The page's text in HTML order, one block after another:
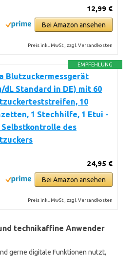
12,99 €
Bei Amazon ansehen
Preis inkl. MwSt., zzgl. Versandkosten
EMPFEHLUNG
Blutzuckermessgerät
dL Standard in DE) mit 60
10
1 Stechhilfe, 1 Etui -
Selbstkontrolle des
24,95 €
Bei Amazon ansehen
Preis inkl. MwSt., zzgl. Versandkosten
technikaffine Anwender
gerne digitale Funktionen nutzt,